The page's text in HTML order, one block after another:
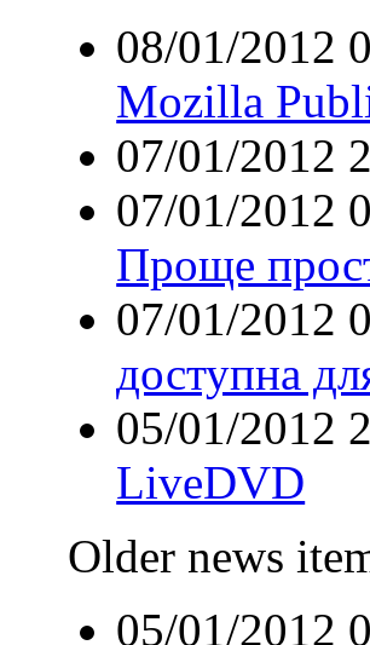
08/01/2012
Mozilla
07/01/2012
07/01/2012
Проще
07/01/2012
доступна
05/01/2012
LiveDVD
Older news
05/01/2012